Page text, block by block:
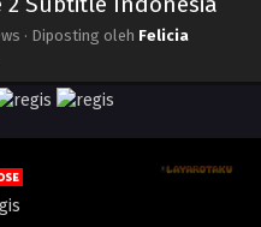
· Diposting oleh Felicia